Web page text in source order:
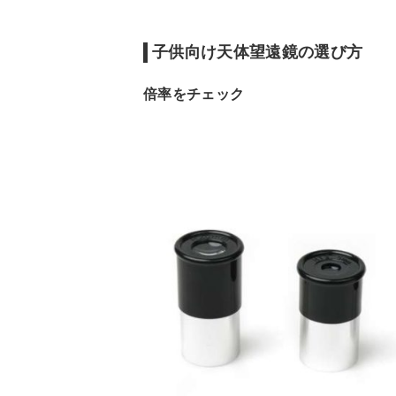
子供向け天体望遠鏡の選び方
倍率をチェック